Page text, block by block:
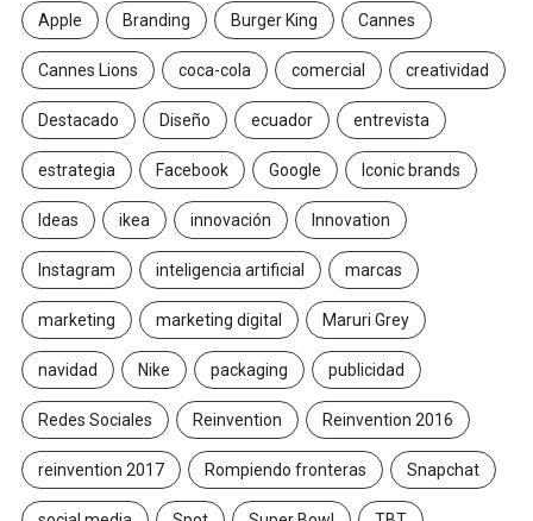
Apple Branding Burger King Cannes
Cannes Lions coca-cola comercial creatividad
Destacado Diseño ecuador entrevista
estrategia Facebook Google Iconic brands
Ideas ikea innovación Innovation
Instagram inteligencia artificial marcas
marketing marketing digital Maruri Grey
navidad Nike packaging publicidad
Redes Sociales Reinvention Reinvention 2016
reinvention 2017 Rompiendo fronteras Snapchat